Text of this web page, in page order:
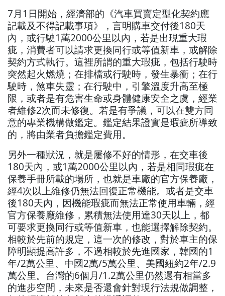
7月1日開始，經濟部的《汽車買賣定型化契約應
記載及不得記載事項》，言明購車交付後180天
內，或行駛1萬2000公里以內，若是出現重大瑕
疵，消費者可以請求更換同行或等值新車，或解除
契約方式執行。這裡所謂的重大瑕疵，包括行駛時
突然起火燃燒；在排檔或行駛時，發生暴衝；在行
駛時，煞車失靈；在行駛中，引擎溫度升高至極
限，或者是有危害生命或身體健康安全之虞，經業
者維修2次而未修復。若是有爭議，可以在雙方同
意的專業機構做鑑定。鑑定結果證實是瑕疵所導致
的，將由業者負擔鑑定費用。
另外一種狀況，就是屢修不好的情形，在交車後
180天內，或1萬2000公里以內，若是相同瑕疵在
保養手冊所載的場所，也就是車廠的官方保養廠，
經4次以上維修仍無法回復正常機能。或者是交車
後180天內，因機能瑕疵而無法正常使用車輛，經
官方保養廠維修，累積無法使用達30天以上，都
可要求更換同行或等值新車，也能選擇解除契約。
相較於先前的規定，這一次的修改，對於車主的保
障明顯提高許多，不過相較於先進國家，韓國的1
年/2萬公里、中國2萬/5萬公里、美國紐約2年/2.9
萬公里。台灣的6個月/1.2萬公里仍然還有相當多
的進步空間，未來是否還會針對現行法規做調整，